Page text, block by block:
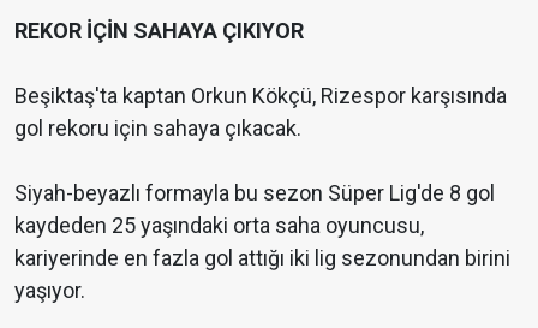
REKOR İÇİN SAHAYA ÇIKIYOR
Beşiktaş'ta kaptan Orkun Kökçü, Rizespor karşısında
gol rekoru için sahaya çıkacak.
Siyah-beyazlı formayla bu sezon Süper Lig'de 8 gol
kaydeden 25 yaşındaki orta saha oyuncusu,
kariyerinde en fazla gol attığı iki lig sezonundan birini
yaşıyor.